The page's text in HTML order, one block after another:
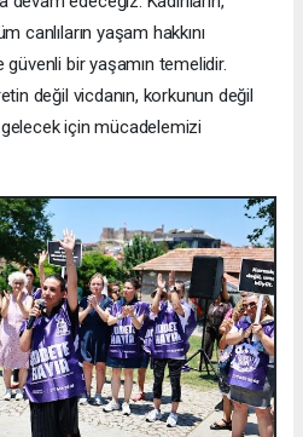
canlıların yaşam hakkını
bir yaşamın temelidir.
değil vicdanın, korkunun değil
gelecek için mücadelemizi